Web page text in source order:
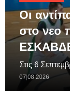
Οι
στο νεο
Στις 6
07|08|2026